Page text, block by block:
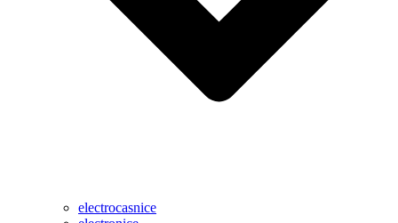
electrocasnice